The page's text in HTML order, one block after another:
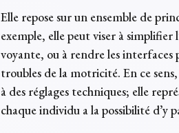
Elle repose sur un ensemble de
exemple, elle peut viser à simplifier
voyante, ou à rendre les interfaces
troubles de la motricité. En ce
à des réglages techniques; elle
chaque individu a la possibilité d’y